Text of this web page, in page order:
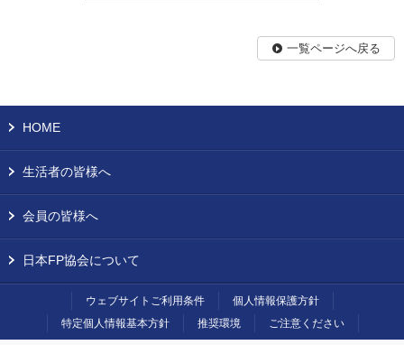
一覧ページへ戻る
HOME
生活者の皆様へ
会員の皆様へ
日本FP協会について
ウェブサイトご利用条件
個人情報保護方針
特定個人情報基本方針
推奨環境 ご注意ください